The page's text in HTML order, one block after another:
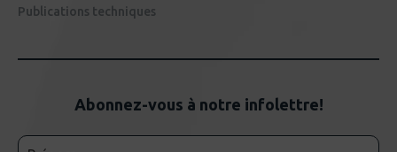
Publications techniques
Abonnez-vous à notre infolettre!